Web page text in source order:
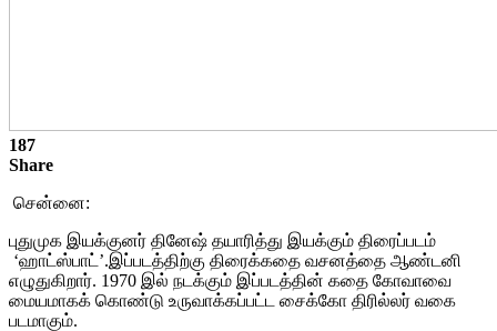
187
Share
சென்னை:
புதுமுக இயக்குனர் தினேஷ் தயாரித்து இயக்கும் திரைப்படம்
‘ஹாட்ஸ்பாட்’.இப்படத்திற்கு திரைக்கதை வசனத்தை ஆண்டனி
எழுதுகிறார். 1970 இல் நடக்கும் இப்படத்தின் கதை கோவாவை
மையமாகக் கொண்டு உருவாக்கப்பட்ட சைக்கோ திரில்லர் வகை
படமாகும்.